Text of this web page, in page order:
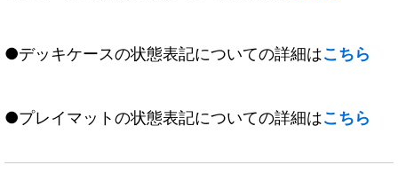
●デッキケースの状態表記についての詳細はこちら
●プレイマットの状態表記についての詳細はこちら